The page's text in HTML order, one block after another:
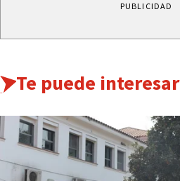
PUBLICIDAD
Te puede interesar